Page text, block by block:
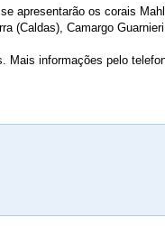
apresentarão os corais
(Caldas), Camargo
Mais informações pelo